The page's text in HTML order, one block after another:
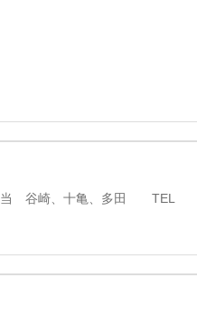
当 谷崎、十亀、多田 TEL